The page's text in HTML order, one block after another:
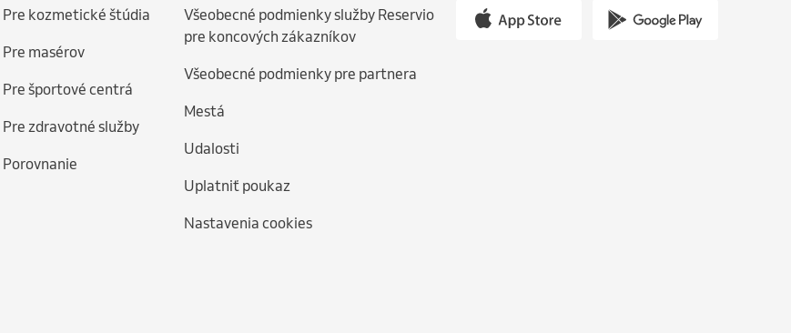
Pre kozmetické štúdia
Pre masérov
Pre športové centrá
Pre zdravotné služby
Porovnanie
Všeobecné podmienky služby Reservio
pre koncových zákazníkov
Všeobecné podmienky pre partnera
Mestá
Udalosti
Uplatniť poukaz
Nastavenia cookies